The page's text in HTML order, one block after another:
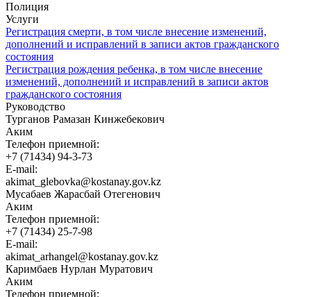
Полиция
Услуги
Регистрация смерти, в том числе внесение изменений,
дополнений и исправлений в записи актов гражданского
состояния
Регистрация рождения ребенка, в том числе внесение
изменений, дополнений и исправлений в записи актов
гражданского состояния
Руководство
Турганов Рамазан Кинжебекович
Аким
Телефон приемной:
+7 (71434) 94-3-73
E-mail:
akimat_glebovka@kostanay.gov.kz
Мусабаев Жарасбай Отегенович
Аким
Телефон приемной:
+7 (71434) 25-7-98
E-mail:
akimat_arhangel@kostanay.gov.kz
Каримбаев Нурлан Муратович
Аким
Телефон приемной: